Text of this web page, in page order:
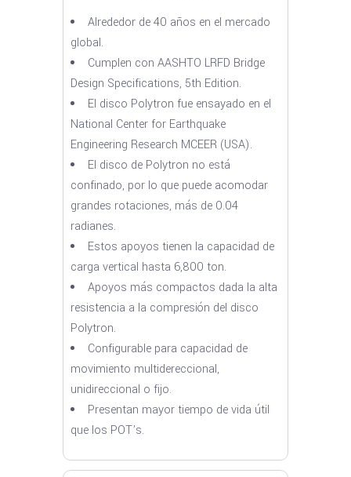
Alrededor de 40 años en el mercado
global.
Cumplen con AASHTO LRFD Bridge
Design Specifications, 5th Edition.
El disco Polytron fue ensayado en el
National Center for Earthquake
Engineering Research MCEER (USA).
El disco de Polytron no está
confinado, por lo que puede acomodar
grandes rotaciones, más de 0.04
radianes.
Estos apoyos tienen la capacidad de
carga vertical hasta 6,800 ton.
Apoyos más compactos dada la alta
resistencia a la compresión del disco
Polytron.
Configurable para capacidad de
movimiento multidereccional,
unidireccional o fijo.
Presentan mayor tiempo de vida útil
que los POT’s.